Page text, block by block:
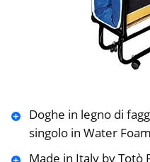
Doghe in legno di
singolo in Water
Made in Italy by Totò